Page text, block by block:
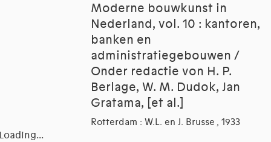
Moderne bouwkunst in
Nederland, vol. 10 : kantoren,
banken en
administratiegebouwen /
Onder redactie von H. P.
Berlage, W. M. Dudok, Jan
Gratama, [et al.]
Rotterdam : W.L. en J. Brusse , 1933